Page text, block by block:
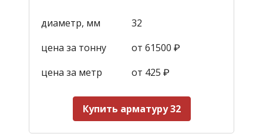
диаметр, мм
32
цена за тонну
от 61500 ₽
цена за метр
от 425 ₽
Купить арматуру 32